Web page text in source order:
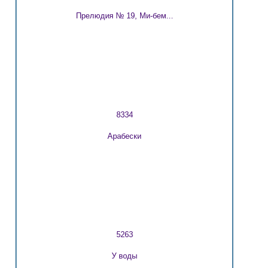
Прелюдия № 19, Ми-бем...
8334
Арабески
5263
У воды